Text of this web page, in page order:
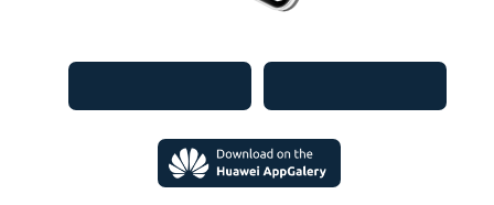
Какиеосновные возможностиданного